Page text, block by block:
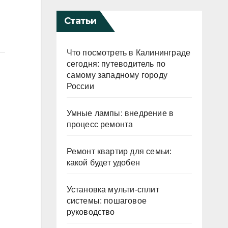
Статьи
Что посмотреть в Калининграде
сегодня: путеводитель по
самому западному городу
России
Умные лампы: внедрение в
процесс ремонта
Ремонт квартир для семьи:
какой будет удобен
Установка мульти-сплит
системы: пошаговое
руководство